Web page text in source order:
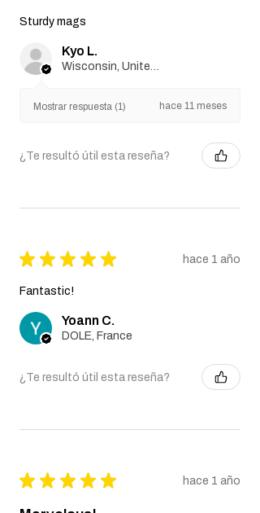
Sturdy mags
Kyo L.
Wisconsin, United States
Mostrar respuesta (1) hace 11 meses
¿Te resultó útil esta reseña?
★ ★ ★ ★ ★ hace 1 año
Fantastic!
Yoann C.
DOLE, France
¿Te resultó útil esta reseña?
★ ★ ★ ★ ★ hace 1 año